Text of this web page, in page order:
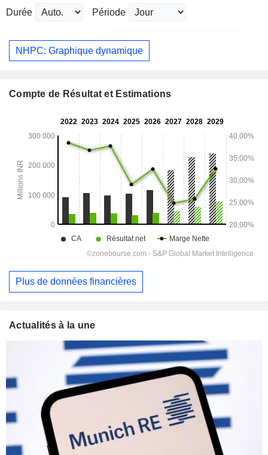
Durée Période
NHPC: Graphique dynamique
Compte de Résultat et Estimations
Plus de données financières
Actualités à la une